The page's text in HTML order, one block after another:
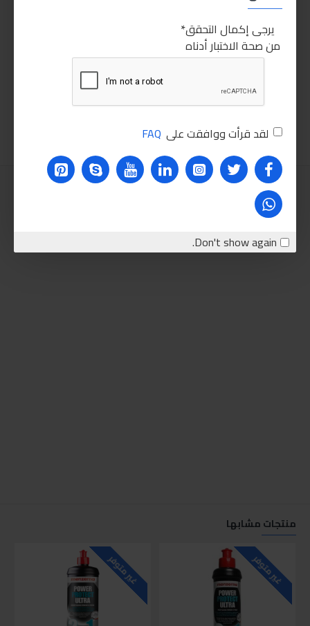
يرجى إكمال التحقق
من صحة الاختبار أدناه
لقد قرأت ووافقت على FAQ
Don't show again.
200.00LE
250.00LE
منتجات مشابها
غير متوفر غير متوفر